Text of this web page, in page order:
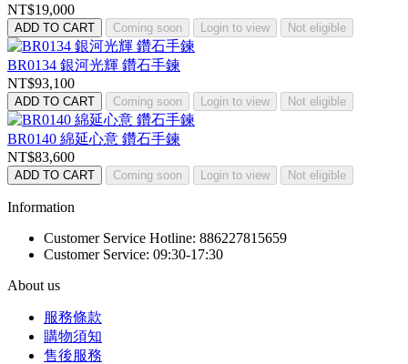
NT$19,000
ADD TO CART Coming soon Login to view Not eligible
BR0134 銀河光輝 鑽石手鍊
NT$93,100
ADD TO CART Coming soon Login to view Not eligible
BR0140 綿延心意 鑽石手鍊
NT$83,600
ADD TO CART Coming soon Login to view Not eligible
Information
Customer Service Hotline: 886227815659
Customer Service: 09:30-17:30
About us
服務條款
購物須知
售後服務